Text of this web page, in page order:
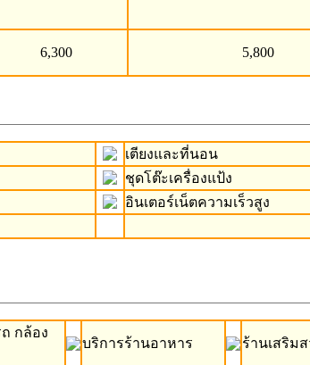
6,300 5,800
เตียงและที่นอน
ชุดโต๊ะเครื่องแป้ง
อินเตอร์เน็ตความเร็วสูง
กล้อง
บริการร้านอาหาร ร้านเสริมส